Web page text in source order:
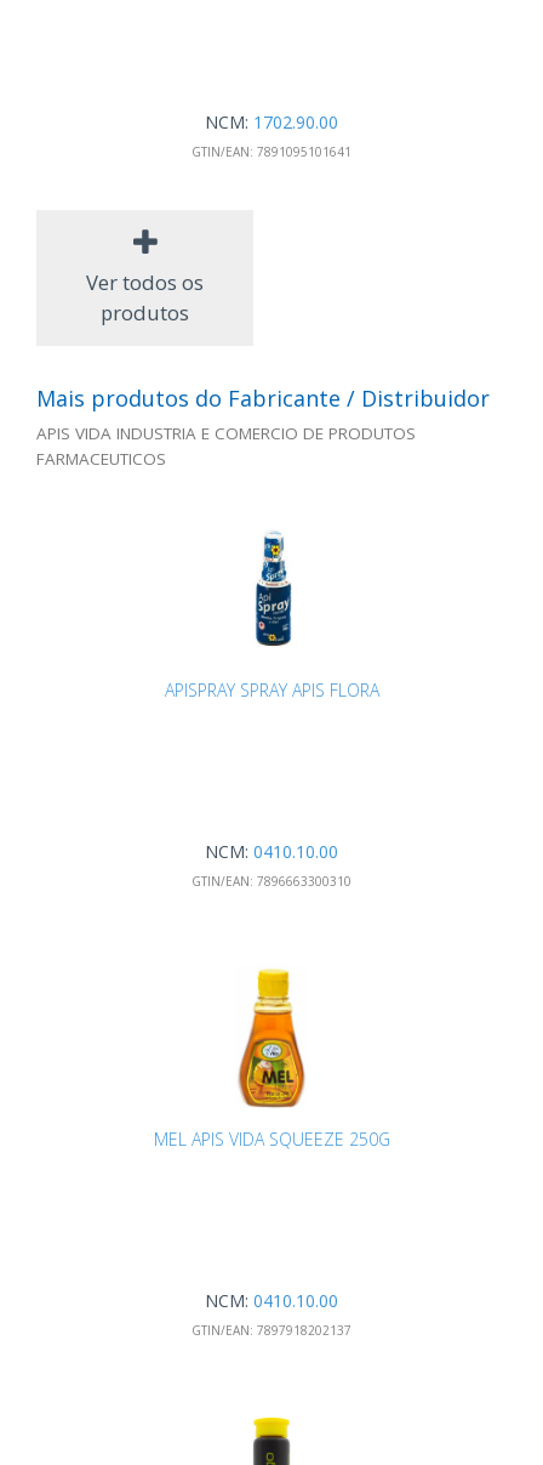
NCM: 1702.90.00
GTIN/EAN: 7891095101641
Ver todos os
produtos
Mais produtos do Fabricante / Distribuidor
APIS VIDA INDUSTRIA E COMERCIO DE PRODUTOS
FARMACEUTICOS
APISPRAY SPRAY APIS FLORA
NCM: 0410.10.00
GTIN/EAN: 7896663300310
MEL APIS VIDA SQUEEZE 250G
NCM: 0410.10.00
GTIN/EAN: 7897918202137